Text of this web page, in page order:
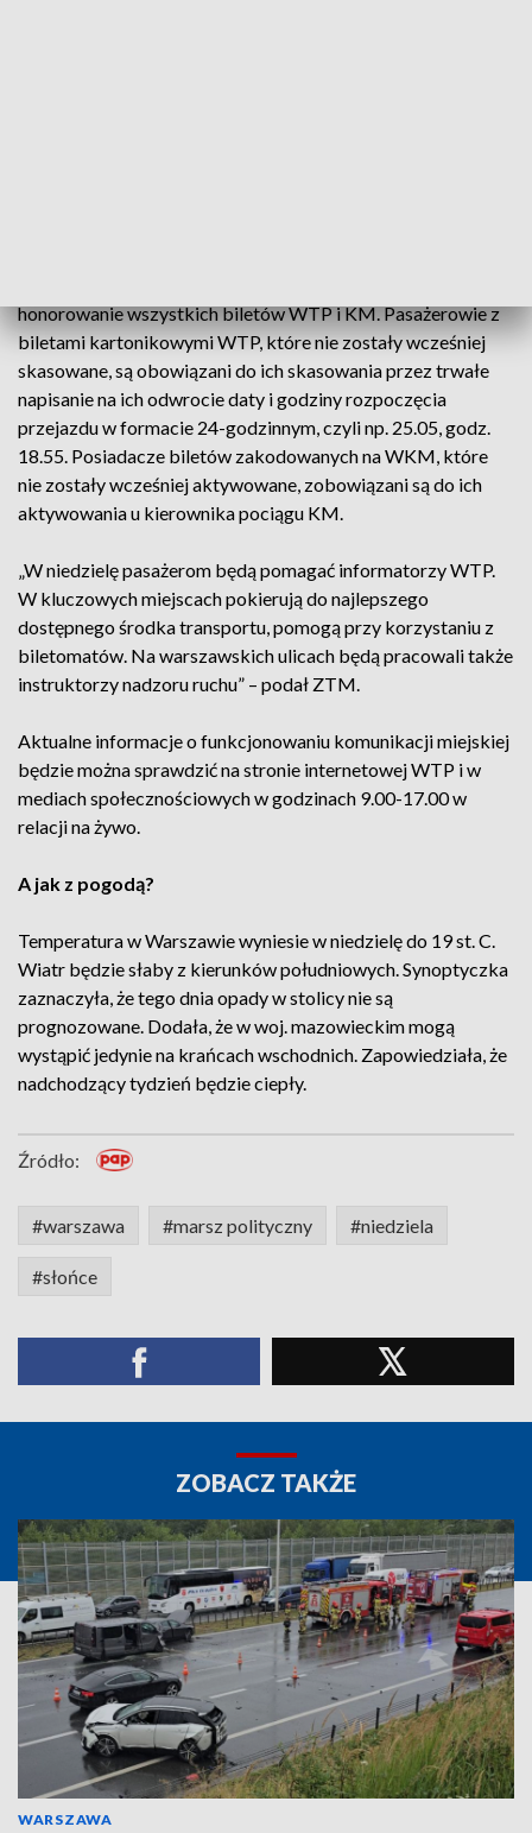
honorowanie wszystkich biletów WTP i KM. Pasażerowie z
biletami kartonikowymi WTP, które nie zostały wcześniej
skasowane, są obowiązani do ich skasowania przez trwałe
napisanie na ich odwrocie daty i godziny rozpoczęcia
przejazdu w formacie 24-godzinnym, czyli np. 25.05, godz.
18.55. Posiadacze biletów zakodowanych na WKM, które
nie zostały wcześniej aktywowane, zobowiązani są do ich
aktywowania u kierownika pociągu KM.
„W niedzielę pasażerom będą pomagać informatorzy WTP.
W kluczowych miejscach pokierują do najlepszego
dostępnego środka transportu, pomogą przy korzystaniu z
biletomatów. Na warszawskich ulicach będą pracowali także
instruktorzy nadzoru ruchu” – podał ZTM.
Aktualne informacje o funkcjonowaniu komunikacji miejskiej
będzie można sprawdzić na stronie internetowej WTP i w
mediach społecznościowych w godzinach 9.00-17.00 w
relacji na żywo.
A jak z pogodą?
Temperatura w Warszawie wyniesie w niedzielę do 19 st. C.
Wiatr będzie słaby z kierunków południowych. Synoptyczka
zaznaczyła, że tego dnia opady w stolicy nie są
prognozowane. Dodała, że w woj. mazowieckim mogą
wystąpić jedynie na krańcach wschodnich. Zapowiedziała, że
nadchodzący tydzień będzie ciepły.
Źródło:
#warszawa #marsz polityczny #niedziela
#słońce
ZOBACZ TAKŻE
WARSZAWA